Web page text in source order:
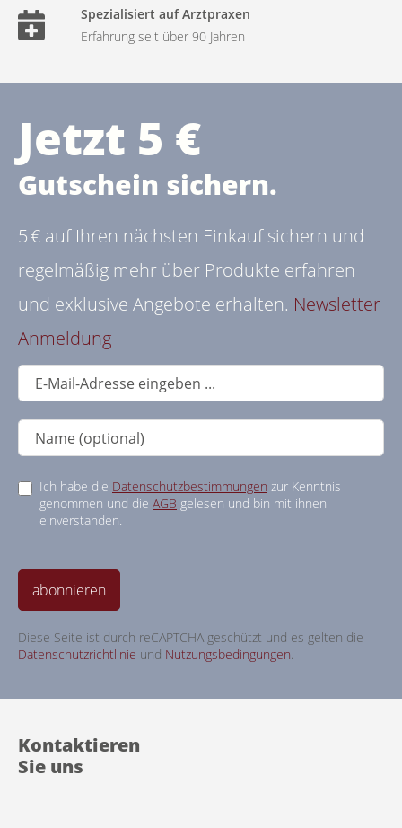
Spezialisiert auf Arztpraxen
Erfahrung seit über 90 Jahren
Jetzt 5 €
Gutschein sichern.
5 € auf Ihren nächsten Einkauf sichern und
regelmäßig mehr über Produkte erfahren
und exklusive Angebote erhalten. Newsletter
Anmeldung
Ich habe die Datenschutzbestimmungen zur Kenntnis
genommen und die AGB gelesen und bin mit ihnen
einverstanden.
abonnieren
Diese Seite ist durch reCAPTCHA geschützt und es gelten die
Datenschutzrichtlinie und Nutzungsbedingungen.
Kontaktieren
Sie uns